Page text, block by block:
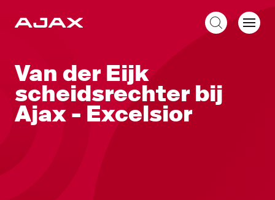
Van der Eijk
scheidsrechter bij
Ajax - Excelsior